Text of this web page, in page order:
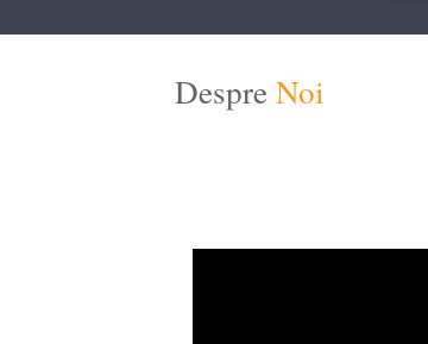
Despre Noi